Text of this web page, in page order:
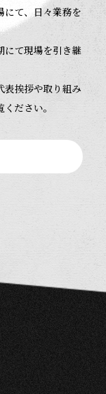
にて、日々業務を
にて現場を引き継
表挨拶や取り組み
ださい。